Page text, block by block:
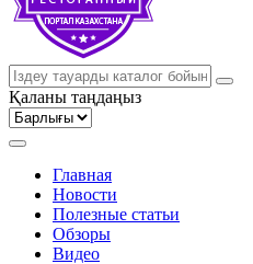
Қаланы таңдаңыз
Главная
Новости
Полезные статьи
Обзоры
Видео